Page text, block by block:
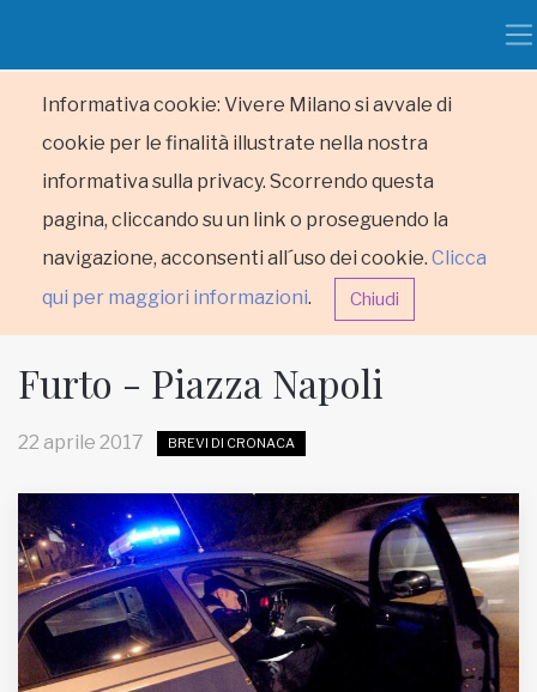
Informativa cookie: Vivere Milano si avvale di
cookie per le finalità illustrate nella nostra
informativa sulla privacy. Scorrendo questa
pagina, cliccando su un link o proseguendo la
navigazione, acconsenti all´uso dei cookie. Clicca
qui per maggiori informazioni. Chiudi
RUBRICHE
MUNICIPI
Inviateci le vostre segnalazioni
Furto - Piazza Napoli
22 aprile 2017 BREVI DI CRONACA